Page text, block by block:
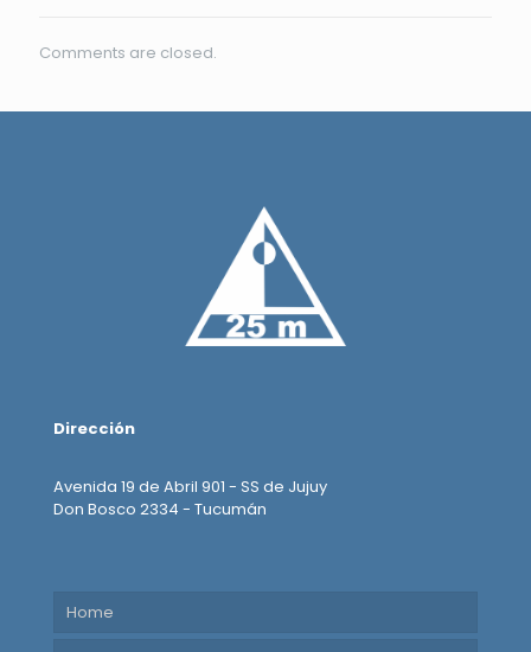
Comments are closed.
Dirección
Avenida 19 de Abril 901 - SS de Jujuy
Don Bosco 2334 - Tucumán
Home